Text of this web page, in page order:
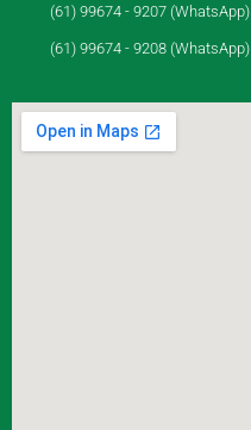
(61) 99674 - 9207 (WhatsApp)
(61) 99674 - 9208 (WhatsApp)